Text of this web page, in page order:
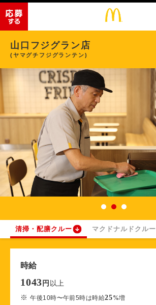
山口フジグラン店
(ヤマグチフジグランテン)
清掃・配膳クルー マクドナルドクルー
時給
1043 円 以上
※午後10時〜午前5時は時給25%増